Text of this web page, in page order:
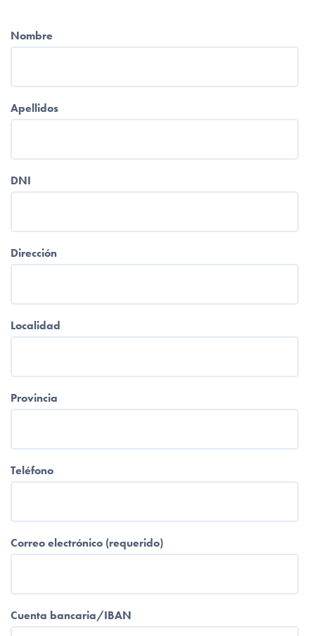
Nombre
Apellidos
DNI
Dirección
Localidad
Provincia
Teléfono
Correo electrónico (requerido)
Cuenta bancaria/IBAN